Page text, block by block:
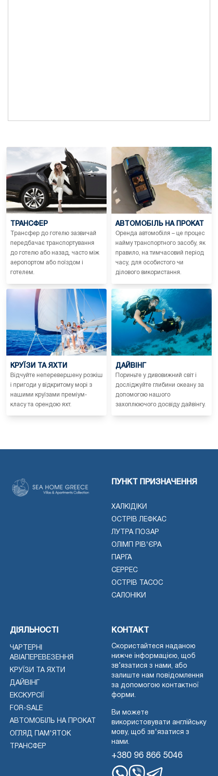
ТРАНСФЕР
Трансфер до готелю зазвичай
передбачає транспортування
до готелю або назад, часто між
аеропортом або поїздом і
готелем.
АВТОМОБІЛЬ НА ПРОКАТ
Оренда автомобіля – це процес
найму транспортного засобу, як
правило, на тимчасовий період
часу, для особистого чи
ділового використання.
КРУЇЗИ ТА ЯХТИ
Відчуйте неперевершену розкіш
і пригоди у відкритому морі з
нашими круїзами преміум-
класу та орендою яхт.
ДАЙВІНГ
Пориньте у дивовижний світ і
досліджуйте глибини океану за
допомогою нашого
захоплюючого досвіду дайвінгу.
ПУНКТ ПРИЗНАЧЕННЯ
ХАЛКІДІКИ
ОСТРІВ ЛЕФКАС
ЛУТРА ПОЗАР
ОЛІМП РІВ'ЄРА
ПАРГА
СЕРРЕС
ОСТРІВ ТАСОС
САЛОНІКИ
ДІЯЛЬНОСТІ
ЧАРТЕРНІ
АВІАПЕРЕВЕЗЕННЯ
КРУЇЗИ ТА ЯХТИ
ДАЙВІНГ
ЕКСКУРСІЇ
FOR-SALE
АВТОМОБІЛЬ НА ПРОКАТ
ОГЛЯД ПАМ'ЯТОК
ТРАНСФЕР
КОНТАКТ
Скористайтеся наданою
нижче інформацією, щоб
зв’язатися з нами, або
залиште нам повідомлення
за допомогою контактної
форми.
Ви можете
використовувати англійську
мову, щоб зв'язатися з
нами.
+380 96 866 5046